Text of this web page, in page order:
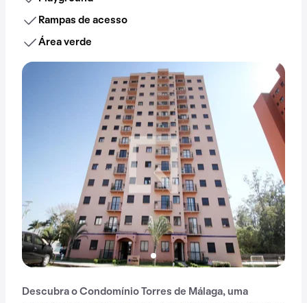
Rampas de acesso
Área verde
Descubra o Condomínio Torres de Málaga, uma